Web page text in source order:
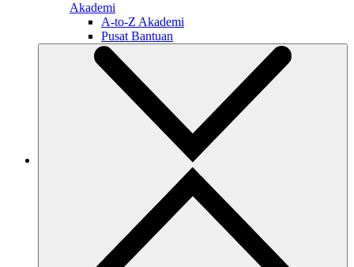
Akademi
A-to-Z Akademi
Pusat Bantuan